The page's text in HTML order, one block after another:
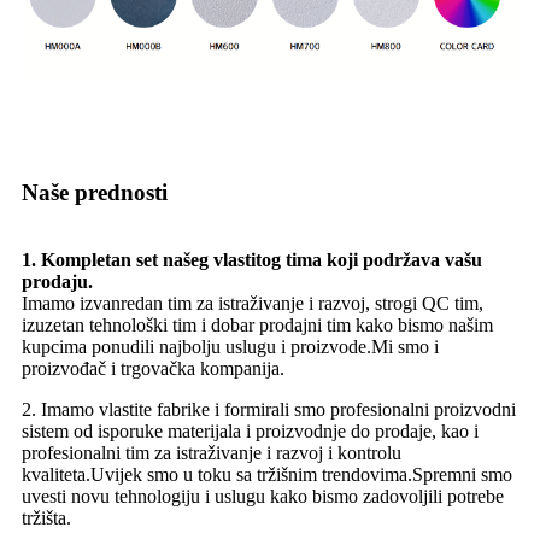
Naše prednosti
1. Kompletan set našeg vlastitog tima koji podržava vašu
prodaju.
Imamo izvanredan tim za istraživanje i razvoj, strogi QC tim,
izuzetan tehnološki tim i dobar prodajni tim kako bismo našim
kupcima ponudili najbolju uslugu i proizvode.Mi smo i
proizvođač i trgovačka kompanija.
2. Imamo vlastite fabrike i formirali smo profesionalni proizvodni
sistem od isporuke materijala i proizvodnje do prodaje, kao i
profesionalni tim za istraživanje i razvoj i kontrolu
kvaliteta.Uvijek smo u toku sa tržišnim trendovima.Spremni smo
uvesti novu tehnologiju i uslugu kako bismo zadovoljili potrebe
tržišta.